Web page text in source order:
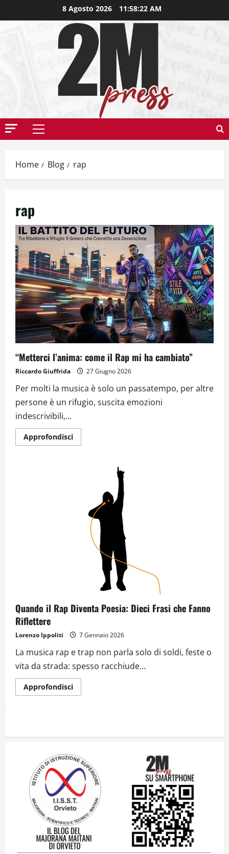
8 Agosto 2026 11:58:23 AM
Home Blog rap
rap
“Metterci l’anima: come il Rap mi ha cambiato”
Riccardo Giuffrida 27 Giugno 2026
Per molti la musica è solo un passatempo, per altre
persone è un rifugio, suscita emozioni
indescrivibili,...
Approfondisci
Quando il Rap Diventa Poesia: Dieci Frasi che Fanno
Riflettere
Lorenzo Ippoliti 7 Gennaio 2026
La musica rap e trap non parla solo di soldi, feste o
vita da strada: spesso racchiude...
Approfondisci
2
hanno raccontato il Mondiale 2026
3
Una lettera a te, Ennio, per la tua lunga
passeggiata
23 Luglio 2026